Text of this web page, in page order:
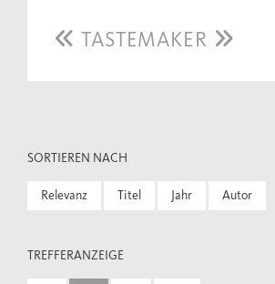
TASTEMAKER
SORTIEREN NACH
Relevanz Titel Jahr Autor
TREFFERANZEIGE